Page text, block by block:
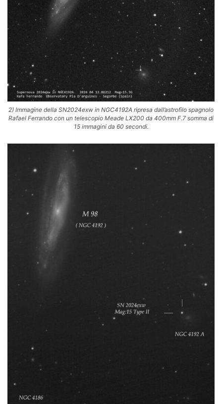
2) Immagine della SN2024exw in NGC4192A ripresa dall’astrofilo spagnolo
Rafael Ferrando con un telescopio Meade LX200 da 400mm F.7 somma di
15 immagini da 60 secondi.